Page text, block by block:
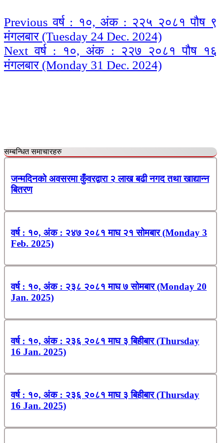
Continue
Reading
Previous वर्ष : १०, अंक : २२५ २०८१ पौष ९
मंगलबार (Tuesday 24 Dec. 2024)
Next वर्ष : १०, अंक : २२७ २०८१ पौष १६
मंगलबार (Monday 31 Dec. 2024)
सम्बन्धित समाचारहरु
जन्मदिनको अवसरमा कुँवरद्वारा २ लाख बढी नगद तथा खाद्यान्न
बितरण
वर्ष : १०, अंक : २४७ २०८१ माघ २१ सोमबार (Monday 3
Feb. 2025)
वर्ष : १०, अंक : २३८ २०८१ माघ ७ सोमबार (Monday 20
Jan. 2025)
वर्ष : १०, अंक : २३६ २०८१ माघ ३ बिहीबार (Thursday
16 Jan. 2025)
वर्ष : १०, अंक : २३६ २०८१ माघ ३ बिहीबार (Thursday
16 Jan. 2025)